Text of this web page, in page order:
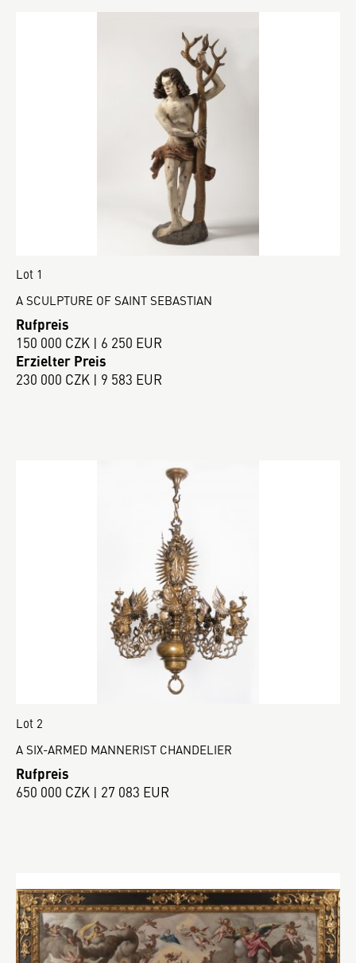
Lot 1
A SCULPTURE OF SAINT SEBASTIAN
Rufpreis
150 000 CZK | 6 250 EUR
Erzielter Preis
230 000 CZK | 9 583 EUR
Lot 2
A SIX-ARMED MANNERIST CHANDELIER
Rufpreis
650 000 CZK | 27 083 EUR